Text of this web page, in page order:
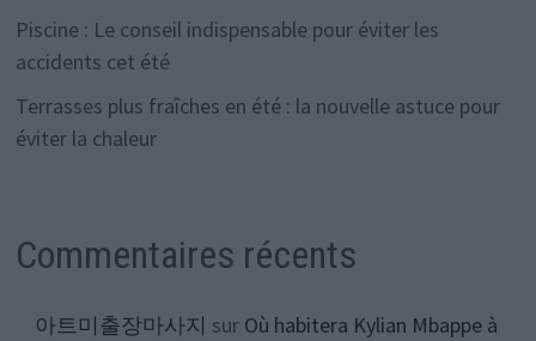
Piscine : Le conseil indispensable pour éviter les
accidents cet été
Terrasses plus fraîches en été : la nouvelle astuce pour
éviter la chaleur
Commentaires récents
아트미출장마사지 sur Où habitera Kylian Mbappe à